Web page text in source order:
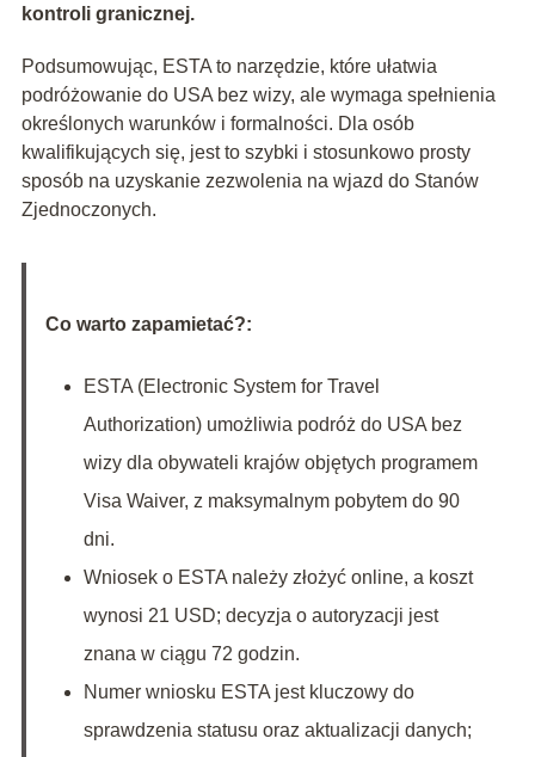
kontroli granicznej.
Podsumowując, ESTA to narzędzie, które ułatwia
podróżowanie do USA bez wizy, ale wymaga spełnienia
określonych warunków i formalności. Dla osób
kwalifikujących się, jest to szybki i stosunkowo prosty
sposób na uzyskanie zezwolenia na wjazd do Stanów
Zjednoczonych.
Co warto zapamietać?:
ESTA (Electronic System for Travel
Authorization) umożliwia podróż do USA bez
wizy dla obywateli krajów objętych programem
Visa Waiver, z maksymalnym pobytem do 90
dni.
Wniosek o ESTA należy złożyć online, a koszt
wynosi 21 USD; decyzja o autoryzacji jest
znana w ciągu 72 godzin.
Numer wniosku ESTA jest kluczowy do
sprawdzenia statusu oraz aktualizacji danych;